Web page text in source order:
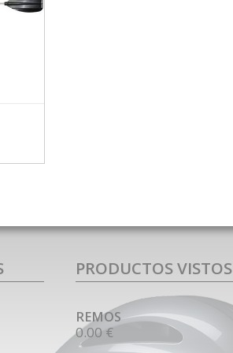
PRODUCTOS VISTOS
REMOS
0.00 €